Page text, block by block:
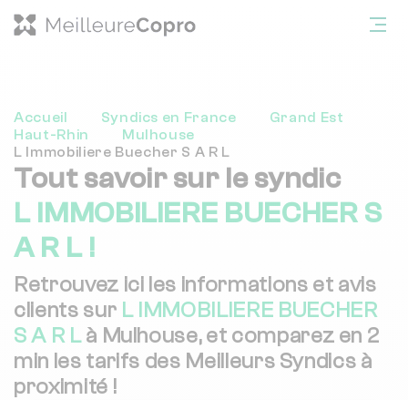
Accueil Syndics en France
Grand Est
Haut-Rhin
Mulhouse
L Immobiliere Buecher S A R L
Tout savoir sur le syndic
L IMMOBILIERE BUECHER S
A R L !
Retrouvez ici les informations et avis
clients sur L IMMOBILIERE BUECHER
S A R Là Mulhouse, et comparez en 2
min les tarifs des Meilleurs Syndics à
proximité !